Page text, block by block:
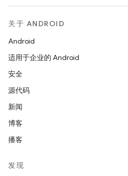
关于 ANDROID
Android
适用于企业的 Android
安全
源代码
新闻
博客
播客
发现